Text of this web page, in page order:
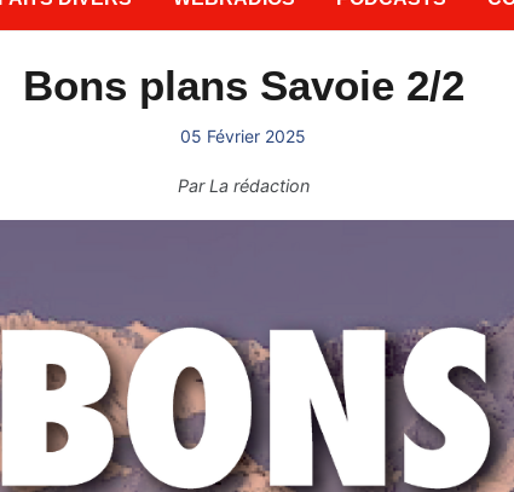
Bons plans Savoie 2/2
05 Février 2025
ParLa rédaction